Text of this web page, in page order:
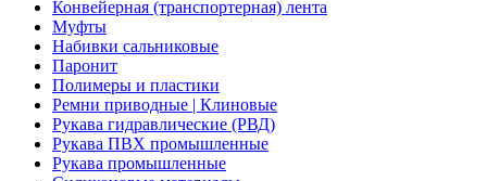
Конвейерная (транспортерная) лента
Муфты
Набивки сальниковые
Паронит
Полимеры и пластики
Ремни приводные | Клиновые
Рукава гидравлические (РВД)
Рукава ПВХ промышленные
Рукава промышленные